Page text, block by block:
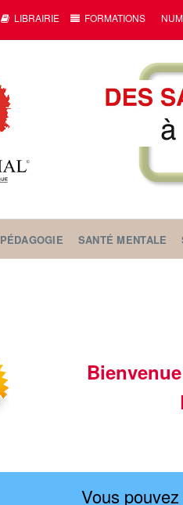
LIBRAIRIE FORMATIONS
PÉDAGOGIE SANTÉ MENTALE
Vous